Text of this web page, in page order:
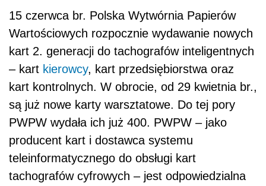
15 czerwca br. Polska Wytwórnia Papierów
Wartościowych rozpocznie wydawanie nowych
kart 2. generacji do tachografów inteligentnych
– kart kierowcy, kart przedsiębiorstwa oraz
kart kontrolnych. W obrocie, od 29 kwietnia br.,
są już nowe karty warsztatowe. Do tej pory
PWPW wydała ich już 400. PWPW – jako
producent kart i dostawca systemu
teleinformatycznego do obsługi kart
tachografów cyfrowych – jest odpowiedzialna